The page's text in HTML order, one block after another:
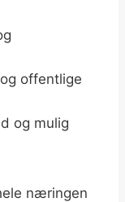
offentlige
og mulig
næringen